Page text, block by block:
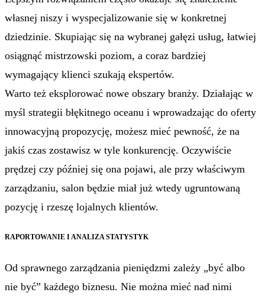
własnej niszy i wyspecjalizowanie się w konkretnej
dziedzinie. Skupiając się na wybranej gałęzi usług, łatwiej
osiągnąć mistrzowski poziom, a coraz bardziej
wymagający klienci szukają ekspertów.
Warto też eksplorować nowe obszary branży. Działając w
myśl strategii błękitnego oceanu i wprowadzając do oferty
innowacyjną propozycję, możesz mieć pewność, że na
jakiś czas zostawisz w tyle konkurencję. Oczywiście
prędzej czy później się ona pojawi, ale przy właściwym
zarządzaniu, salon będzie miał już wtedy ugruntowaną
pozycję i rzeszę lojalnych klientów.
RAPORTOWANIE I ANALIZA STATYSTYK
Od sprawnego zarządzania pieniędzmi zależy „być albo
nie być” każdego biznesu. Nie można mieć nad nimi